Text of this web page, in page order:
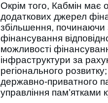
Окрім того, Кабмін
додаткових джерел
збільшення, починаючи
фінансування
можливості
інфраструктури за
регіонального
державно-приватного
управління